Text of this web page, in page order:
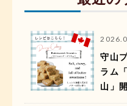
守山
ラム
山」